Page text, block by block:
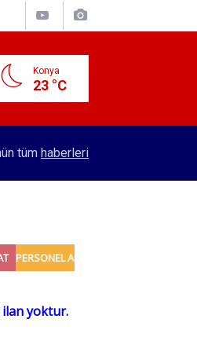
Konya
23 °C
rezervleri açıklandı
tüm haberleri